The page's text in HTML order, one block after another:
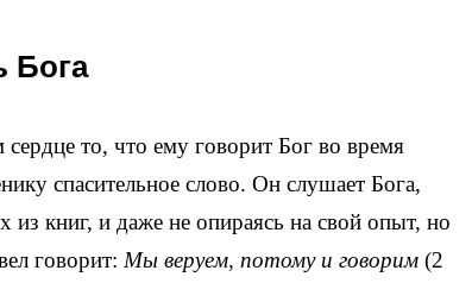
Бога
то, что ему говорит Бог во время
спасительное слово. Он слушает Бога,
книг, и даже не опираясь на свой опыт, но
говорит: Мы веруем, потому и говорим (2